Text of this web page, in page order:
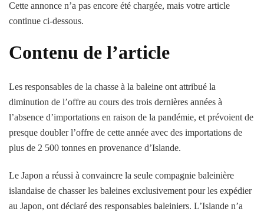
Cette annonce n’a pas encore été chargée, mais votre article
continue ci-dessous.
Contenu de l’article
Les responsables de la chasse à la baleine ont attribué la
diminution de l’offre au cours des trois dernières années à
l’absence d’importations en raison de la pandémie, et prévoient de
presque doubler l’offre de cette année avec des importations de
plus de 2 500 tonnes en provenance d’Islande.
Le Japon a réussi à convaincre la seule compagnie baleinière
islandaise de chasser les baleines exclusivement pour les expédier
au Japon, ont déclaré des responsables baleiniers. L’Islande n’a